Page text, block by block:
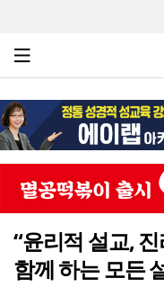
“윤리적 설교,
함께 하는 모든